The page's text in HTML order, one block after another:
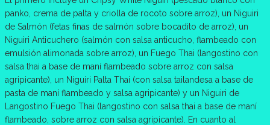
panko, crema de palta y criolla de rocoto sobre arroz), un Niguiri
de Salmón (fetas finas de salmón sobre bocadito de arroz), un
Niguiri Anticuchero (salmón con salsa anticucho, flambeado con
emulsión alimonada sobre arroz), un Fuego Thai (langostino con
salsa thai a base de maní flambeado sobre arroz con salsa
agripicante), un Niguiri Palta Thai (con salsa tailandesa a base de
pasta de maní flambeado y salsa agripicante) y un Niguiri de
Langostino Fuego Thai (langostino con salsa thai a base de maní
flambeado, sobre arroz con salsa agripicante). En cuanto al